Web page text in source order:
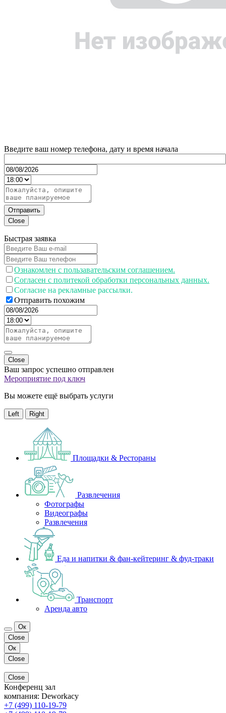
Введите ваш номер телефона, дату и время начала
Отправить
Close
Быстрая заявка
Ознакомлен с пользавательским соглашением.
Согласен с политекой обработки персональных данных.
Согласие на рекламные рассылки.
Отправить похожим
Close
Ваш запрос успешно отправлен
Мероприятие под ключ
Вы можете ещё выбрать услуги
Left Right
Площадки & Рестораны
Развлечения
Фотографы
Видеографы
Развлечения
Еда и напитки & фан-кейтеринг & фуд-траки
Транспорт
Аренда авто
Ок
Close
Ок
Close
Close
Конференц зал
компания: Deworkacy
+7 (499) 110-19-79